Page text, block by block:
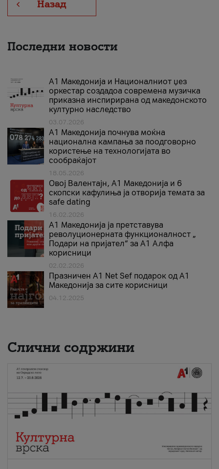
Назад
Последни новости
А1 Македонија и Националниот џез
оркестар создадоа современа музичка
приказна инспирирана од македонското
културно наследство
03.07.2026
A1 Македонија почнува моќна
национална кампања за поодговорно
користење на технологијата во
сообраќајот
18.05.2026
Овој Валентајн, A1 Македонија и 6
скопски кафулиња ја отворија темата за
safe dating
16.02.2026
А1 Македонија ја претставува
револуционерната функционалност „
Подари на пријател“ за А1 Алфа
корисници
02.02.2026
Празничен A1 Net Sеf подарок од А1
Македонија за сите корисници
04.12.2025
Слични содржини